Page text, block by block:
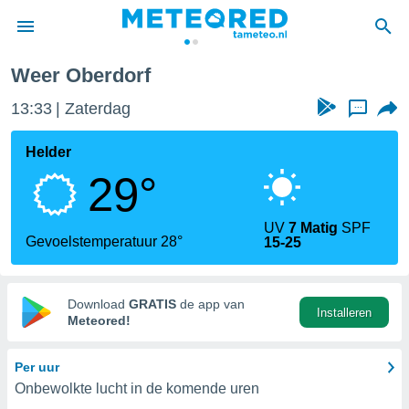
door
verstrekte
hoge
hebt de
voor
op basis
Weer Oberdorf
13:33 Zaterdag ...
Helder
29°
Gevoelstemperatuur 28°
UV7 Matig SPF
15-25
Download GRATIS de app van
Meteored!
Installeren
Per uur
Onbewolkte lucht in de komende uren